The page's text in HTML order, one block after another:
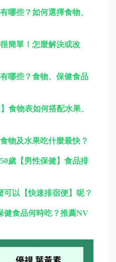
哪些？如何選擇食物、
簡單！怎麼解決或改
哪些？食物、保健食品
食物表如何搭配水果、
物及水果吃什麼最快？
歲【男性保健】食品排
以【快速排宿便】呢？
健食品何時吃？推薦NV